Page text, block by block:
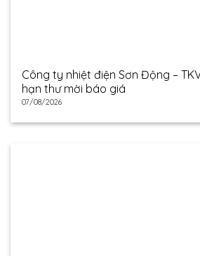
Công ty nhiệt điện Sơn Động –
hạn thư mời báo giá
07/08/2026